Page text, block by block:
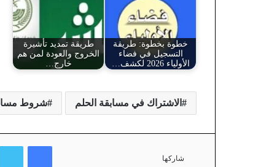
خطوة بخطوة: طريقة
التسجيل في فضاء
الأولياء 2026 لكشف…
طريقة تمديد تأشيرة
الخروج والعودة لمن هم
خارج…
الاشتراك في مسابقة الحلم شروط
شاركها
فيسبوك